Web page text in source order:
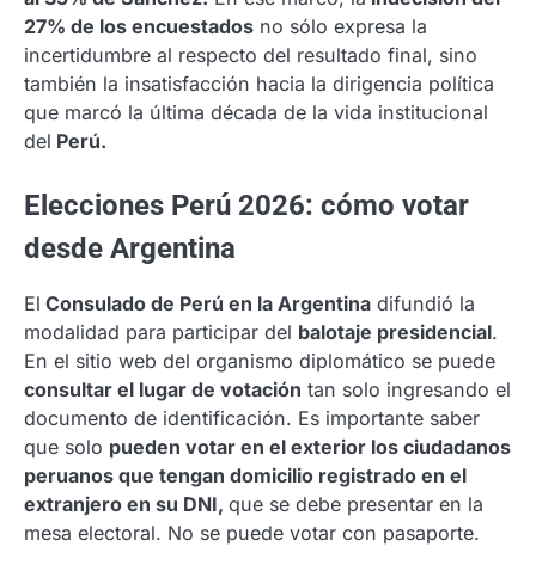
27% de los encuestados no sólo expresa la
incertidumbre al respecto del resultado final, sino
también la insatisfacción hacia la dirigencia política
que marcó la última década de la vida institucional
del Perú.
Elecciones Perú 2026: cómo votar
desde Argentina
El Consulado de Perú en la Argentina difundió la
modalidad para participar del balotaje presidencial.
En el sitio web del organismo diplomático se puede
consultar el lugar de votación tan solo ingresando el
documento de identificación. Es importante saber
que solo pueden votar en el exterior los ciudadanos
peruanos que tengan domicilio registrado en el
extranjero en su DNI, que se debe presentar en la
mesa electoral. No se puede votar con pasaporte.